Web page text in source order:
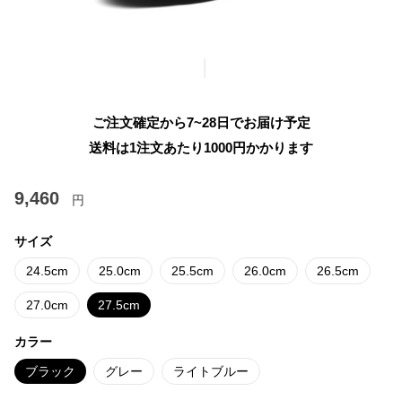
ご注文確定から7~28日でお届け予定
送料は1注文あたり 1000円かかります
9,460 円
サイズ
24.5cm 25.0cm 25.5cm 26.0cm 26.5cm
27.0cm 27.5cm
カラー
ブラック グレー ライトブルー